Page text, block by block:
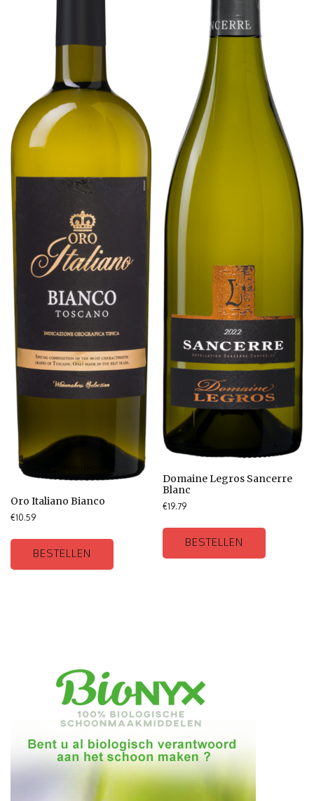
Oro Italiano Bianco
€10.59
BESTELLEN
Domaine Legros Sancerre
Blanc
€19.79
BESTELLEN